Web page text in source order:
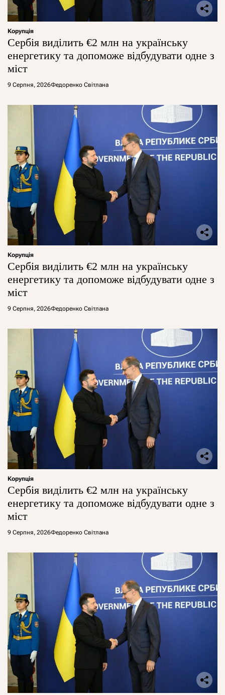
Корупція
Сербія виділить €2 млн на українську
енергетику та допоможе відбудувати одне з
міст
9 Серпня, 2026Федоренко Світлана
Корупція
Сербія виділить €2 млн на українську
енергетику та допоможе відбудувати одне з
міст
9 Серпня, 2026Федоренко Світлана
Корупція
Сербія виділить €2 млн на українську
енергетику та допоможе відбудувати одне з
міст
9 Серпня, 2026Федоренко Світлана